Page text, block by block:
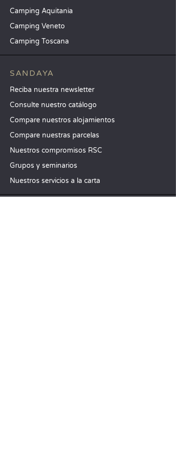
Camping Aquitania
Camping Veneto
Camping Toscana
SANDAYA
Reciba nuestra newsletter
Consulte nuestro catálogo
Compare nuestros alojamientos
Compare nuestras parcelas
Nuestros compromisos RSC
Grupos y seminarios
Nuestros servicios a la carta